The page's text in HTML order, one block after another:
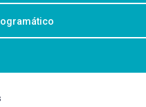
técnicos e
bem como sua inter-
desenvolvimento e